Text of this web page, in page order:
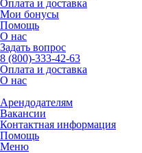
Оплата и доставка
Мои бонусы
Помощь
О нас
Задать вопрос
8 (800)-333-42-63
Оплата и доставка
О нас
Арендодателям
Вакансии
Контактная информация
Помощь
Меню